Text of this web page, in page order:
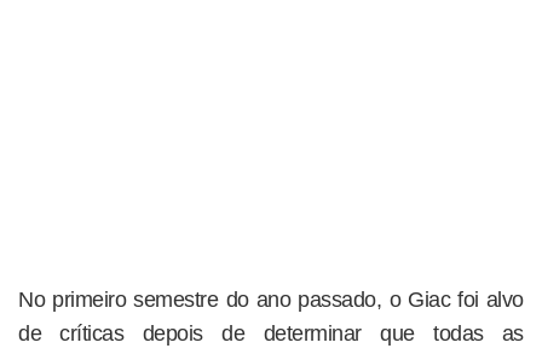
No primeiro semestre do ano passado, o Giac foi alvo
de críticas depois de determinar que todas as